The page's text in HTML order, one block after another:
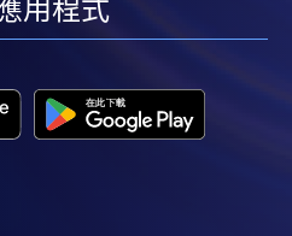
linkedin
用程式